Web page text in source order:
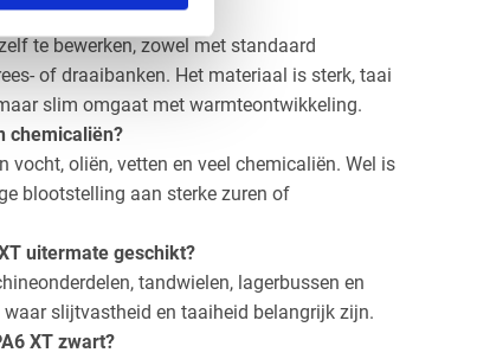
te bewerken, zowel met standaard
of draaibanken. Het materiaal is sterk, taai
slim omgaat met warmteontwikkeling.
chemicaliën?
vocht, oliën, vetten en veel chemicaliën. Wel is
blootstelling aan sterke zuren of
uitermate geschikt?
tandwielen, lagerbussen en
slijtvastheid en taaiheid belangrijk zijn.
XT zwart?